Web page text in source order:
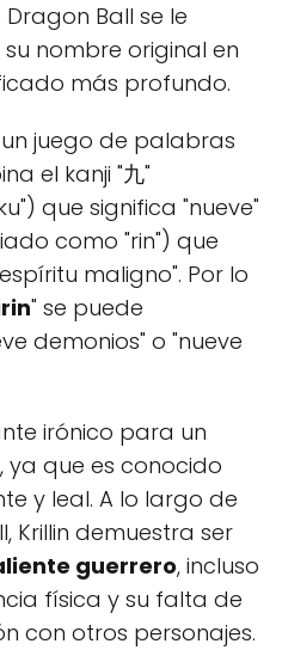
Ball se le
su nombre original en
más profundo.
un juego de palabras
el kanji "九"
que significa "nueve"
como "rin") que
maligno". Por lo
" se puede
demonios" o "nueve
irónico para un
ya que es conocido
y leal. A lo largo de
Krillin demuestra ser
guerrero, incluso
física y su falta de
con otros personajes.